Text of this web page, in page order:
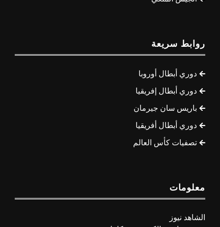
روابط سريعة
دوري أبطال أوروبا
دوري أبطال إفريقيا
باريس سان جيرمان
دوري أبطال أفريقيا
تصفيات كأس العالم
معلومات
الشاهد نيوز